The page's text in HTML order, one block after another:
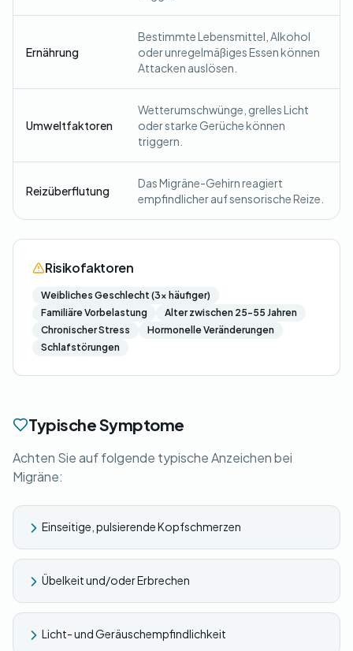
Ernährung
Bestimmte Lebensmittel, Alkohol
oder unregelmäßiges Essen können
Attacken auslösen.
Umweltfaktoren
Wetterumschwünge, grelles Licht
oder starke Gerüche können
triggern.
Reizüberflutung
Das Migräne-Gehirn reagiert
empfindlicher auf sensorische Reize.
Risikofaktoren
Weibliches Geschlecht (3x häufiger)
Familiäre Vorbelastung
Alter zwischen 25-55 Jahren
Chronischer Stress
Hormonelle Veränderungen
Schlafstörungen
Typische Symptome
Achten Sie auf folgende typische Anzeichen bei
Migräne:
Einseitige, pulsierende Kopfschmerzen
Übelkeit und/oder Erbrechen
Licht- und Geräuschempfindlichkeit